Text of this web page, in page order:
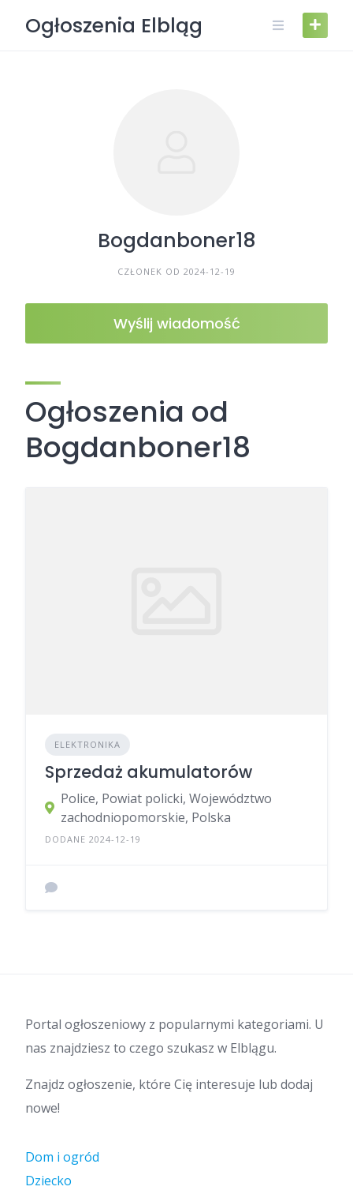
Ogłoszenia Elbląg
Bogdanboner18
CZŁONEK OD 2024-12-19
Wyślij wiadomość
Ogłoszenia od
Bogdanboner18
ELEKTRONIKA
Sprzedaż akumulatorów
Police, Powiat policki, Województwo
zachodniopomorskie, Polska
DODANE 2024-12-19
Portal ogłoszeniowy z popularnymi kategoriami. U
nas znajdziesz to czego szukasz w Elblągu.
Znajdz ogłoszenie, które Cię interesuje lub dodaj
nowe!
Dom i ogród
Dziecko